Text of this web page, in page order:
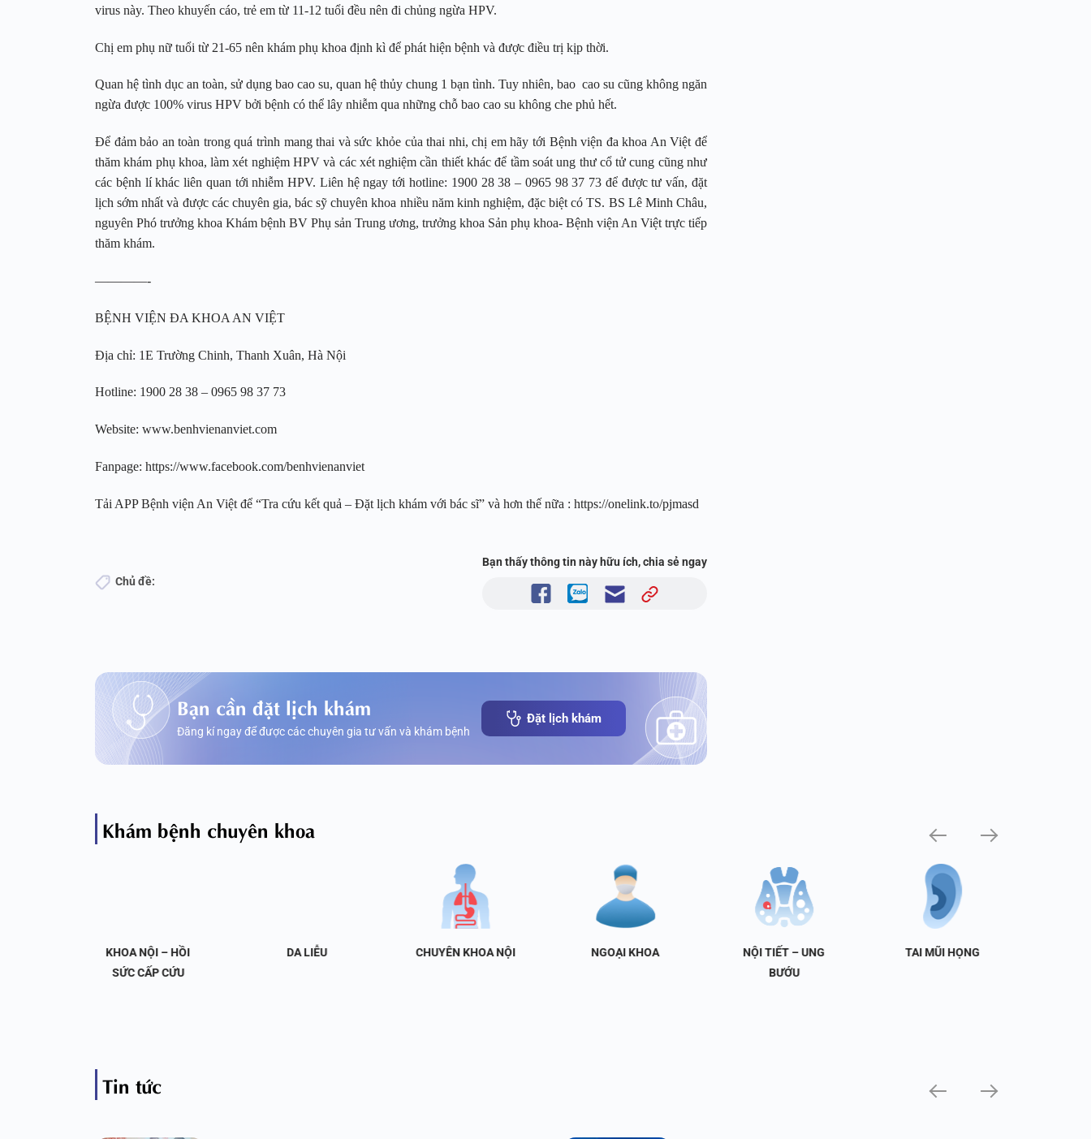
virus này. Theo khuyến cáo, trẻ em từ 11-12 tuổi đều nên đi chủng ngừa HPV.
Chị em phụ nữ tuổi từ 21-65 nên khám phụ khoa định kì để phát hiện bệnh và được điều trị kịp thời.
Quan hệ tình dục an toàn, sử dụng bao cao su, quan hệ thủy chung 1 bạn tình. Tuy nhiên, bao cao su cũng không ngăn
ngừa được 100% virus HPV bởi bệnh có thể lây nhiễm qua những chỗ bao cao su không che phủ hết.
Để đảm bảo an toàn trong quá trình mang thai và sức khỏe của thai nhi, chị em hãy tới Bệnh viện đa khoa An Việt để
thăm khám phụ khoa, làm xét nghiệm HPV và các xét nghiệm cần thiết khác để tầm soát ung thư cổ tử cung cũng như
các bệnh lí khác liên quan tới nhiễm HPV. Liên hệ ngay tới hotline: 1900 28 38 – 0965 98 37 73 để được tư vấn, đặt
lịch sớm nhất và được các chuyên gia, bác sỹ chuyên khoa nhiều năm kinh nghiệm, đặc biệt có TS. BS Lê Minh Châu,
nguyên Phó trưởng khoa Khám bệnh BV Phụ sản Trung ương, trưởng khoa Sản phụ khoa- Bệnh viện An Việt trực tiếp
thăm khám.
————-
BỆNH VIỆN ĐA KHOA AN VIỆT
Địa chỉ: 1E Trường Chinh, Thanh Xuân, Hà Nội
Hotline: 1900 28 38 – 0965 98 37 73
Website: www.benhvienanviet.com
Fanpage: https://www.facebook.com/benhvienanviet
Tải APP Bệnh viện An Việt để “Tra cứu kết quả – Đặt lịch khám với bác sĩ” và hơn thế nữa : https://onelink.to/pjmasd
Chủ đề:
Bạn thấy thông tin này hữu ích, chia sẻ ngay
Bạn cần đặt lịch khám
Đăng kí ngay để được các chuyên gia tư vấn và khám bệnh
Đặt lịch khám
Khám bệnh chuyên khoa
KHOA NỘI – HỒI
SỨC CẤP CỨU
DA LIỄU CHUYÊN KHOA NỘI NGOẠI KHOA
NỘI TIẾT – UNG
BƯỚU
TAI MŨI HỌNG
Tin tức